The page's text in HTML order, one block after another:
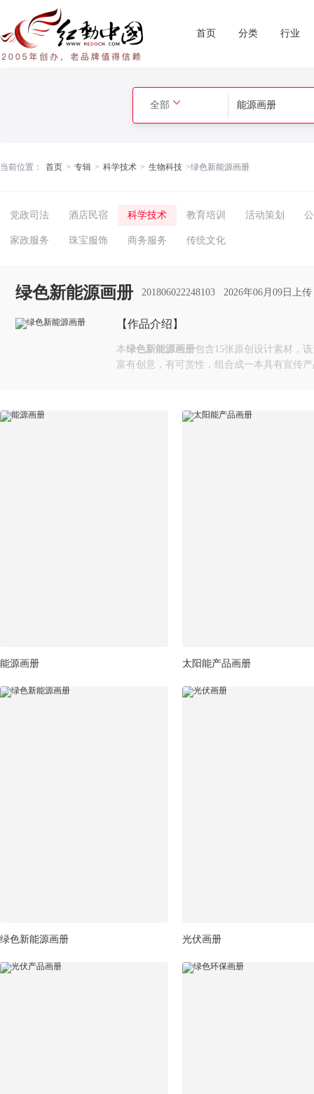
首页 分类 行业
全部
当前位置： 首页 > 专辑 > 科学技术 > 生物科技 >绿色新能源画册
党政司法 酒店民宿 科学技术 教育培训 活动策划
家政服务 珠宝服饰 商务服务 传统文化
绿色新能源画册 201806022248103 2026年06月09日上传
【作品介绍】
本绿色新能源画册包含15张原创设计素材，
富有创意，有可赏性，组合成一本具有宣传
能源画册 太阳能产品画册
绿色新能源画册 光伏画册